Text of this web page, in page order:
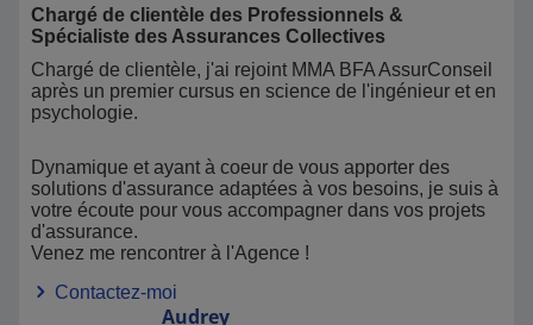
Chargé de clientèle des Professionnels &
Spécialiste des Assurances Collectives
Chargé de clientèle, j'ai rejoint MMA BFA AssurConseil
après un premier cursus en science de l'ingénieur et en
psychologie.
Dynamique et ayant à coeur de vous apporter des
solutions d'assurance adaptées à vos besoins, je suis à
votre écoute pour vous accompagner dans vos projets
d'assurance.
Venez me rencontrer à l'Agence !
Contactez-moi
Audrey